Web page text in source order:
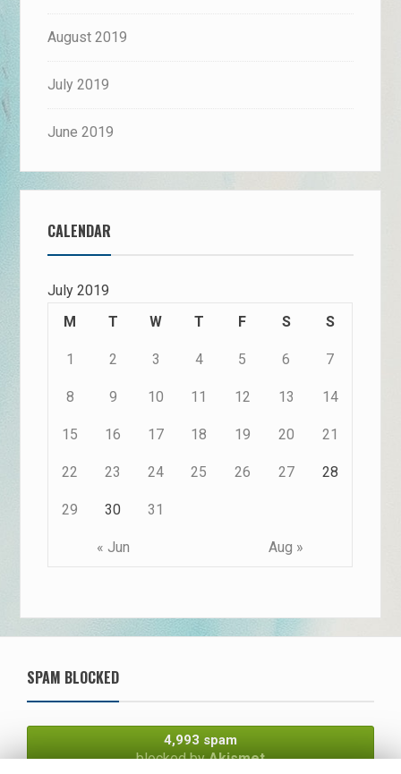
August 2019
July 2019
June 2019
CALENDAR
July 2019
M
T W T F S S
« Jun Aug »
1 2 3 4 5 6 7
8 9 10 11 12 13 14
15 16 17 18 19 20 21
22 23 24 25 26 27 28
29 30 31
SPAM BLOCKED
4,993 spam
blocked byAkismet